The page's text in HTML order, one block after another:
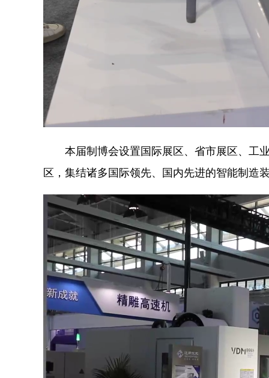
本届制博会设置国际展区、省市展区、工
区，集结诸多国际领先、国内先进的智能制造